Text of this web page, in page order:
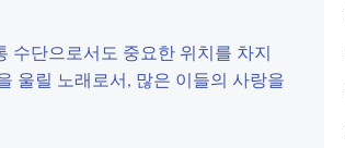
수단으로서도 중요한 위치를 차지
울릴 노래로서, 많은 이들의 사랑을